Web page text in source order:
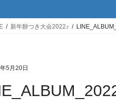
新年餅つき大会2022♪
5月20日